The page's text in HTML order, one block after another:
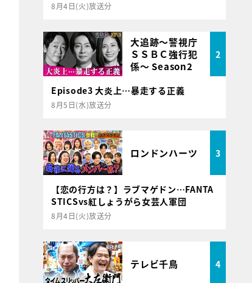
8月4日(火)放送分
大追跡～警視庁
ＳＳＢＣ強行犯
係～ Season2
2
Episode3 大炎上…暴走する正義
8月5日(水)放送分
ロンドンハーツ 3
【恋の行方は？】ラブマゲドン…FANTA
STICSvs紅しょうがら女芸人軍団
8月4日(火)放送分
テレビ千鳥 4